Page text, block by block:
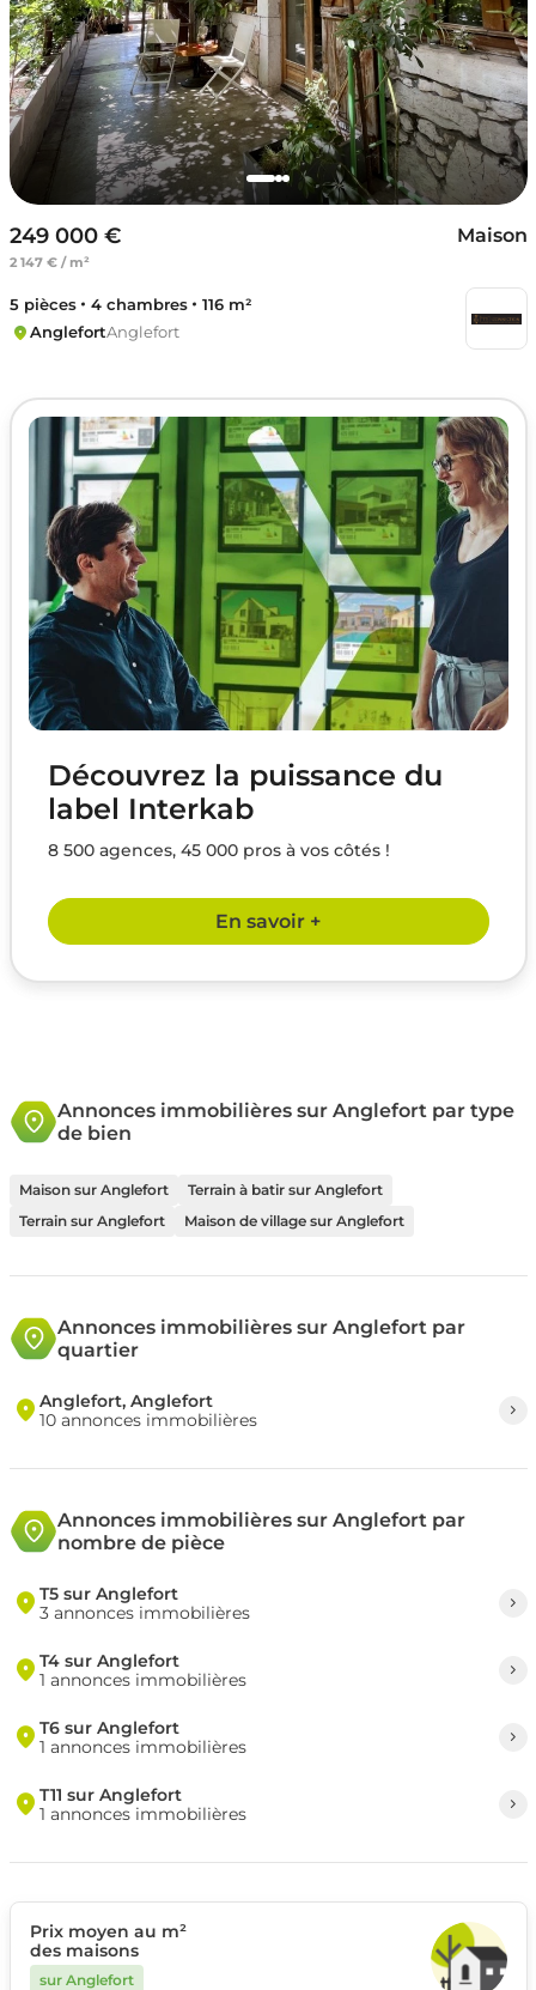
249 000 €
2 147 € / m²
Maison
5 pièces 4 chambres
116 m²
AnglefortAnglefort
Découvrez la puissance du
label Interkab
8 500 agences, 45 000 pros à vos côtés !
En savoir +
Annonces immobilières sur Anglefort par type
de bien
Maison sur Anglefort
Terrain à batir sur Anglefort
Terrain sur Anglefort
Maison de village sur Anglefort
Annonces immobilières sur Anglefort par
quartier
Anglefort, Anglefort
10 annonces immobilières
Annonces immobilières sur Anglefort par
nombre de pièce
T5 sur Anglefort
3 annonces immobilières
T4 sur Anglefort
1 annonces immobilières
T6 sur Anglefort
1 annonces immobilières
T11 sur Anglefort
1 annonces immobilières
Prix moyen au m²
des maisons
sur Anglefort